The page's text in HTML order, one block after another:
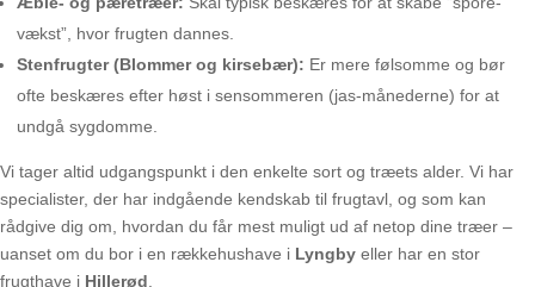
vækst”, hvor frugten dannes.
Stenfrugter (Blommer og kirsebær): Er mere følsomme og bør
ofte beskæres efter høst i sensommeren (jas-månederne) for at
undgå sygdomme.
Vi tager altid udgangspunkt i den enkelte sort og træets alder. Vi har
specialister, der har indgående kendskab til frugtavl, og som kan
rådgive dig om, hvordan du får mest muligt ud af netop dine træer –
uanset om du bor i en rækkehushave i Lyngby eller har en stor
frugthave i Hillerød